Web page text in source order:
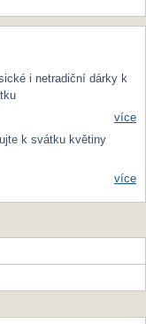
i netradiční dárky k
více
k svátku květiny
více